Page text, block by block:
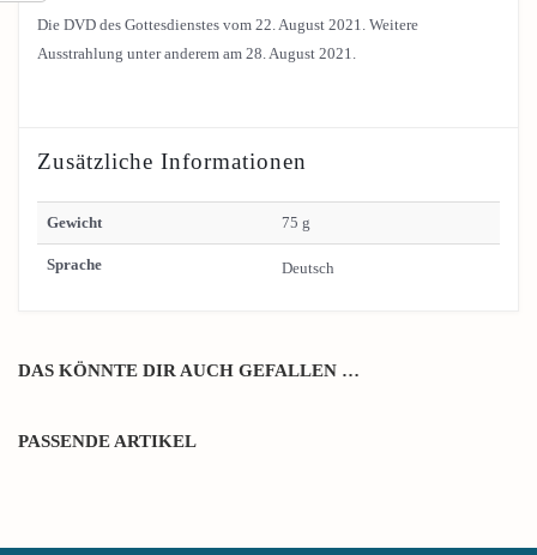
Die DVD des Gottesdienstes vom 22. August 2021. Weitere
Ausstrahlung unter anderem am 28. August 2021.
Zusätzliche Informationen
Gewicht 75 g
Sprache Deutsch
DAS KÖNNTE DIR AUCH GEFALLEN …
PASSENDE ARTIKEL